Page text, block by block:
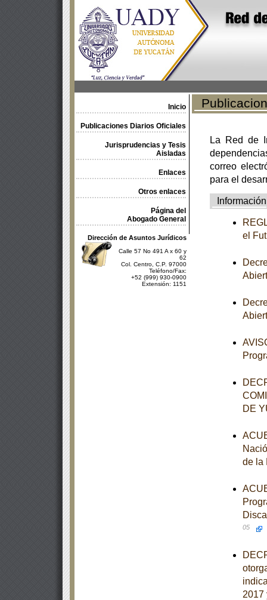
Inicio
Publicaciones Diarios Oficiales
Jurisprudencias y Tesis
Aisladas
Enlaces
Otros enlaces
Página del
Abogado General
Dirección de Asuntos Jurídicos
Calle 57 No 491 A x 60 y
62
Col. Centro, C.P. 97000
Teléfono/Fax:
+52 (999) 930-0900
Extensión: 1151
La Red de
correo
para el
Información
el
DE
de la
05
2017